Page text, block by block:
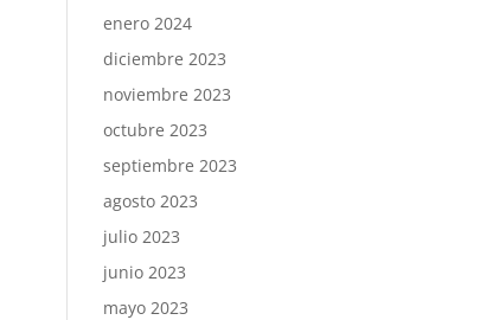
enero 2024
diciembre 2023
noviembre 2023
octubre 2023
septiembre 2023
agosto 2023
julio 2023
junio 2023
mayo 2023